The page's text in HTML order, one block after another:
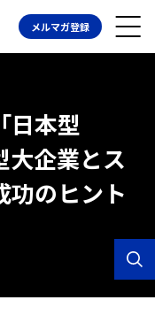
メルマガ登録
日本型
大企業とス
功のヒント